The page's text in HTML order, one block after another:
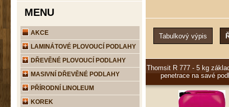
Thomsit R 777 - 5 kg
penetrace na savé
MENU
AKCE
LAMINÁTOVÉ PLOVOUCÍ PODLAHY
DŘEVĚNÉ PLOVOUCÍ PODLAHY
MASIVNÍ DŘEVĚNÉ PODLAHY
PŘÍRODNÍ LINOLEUM
KOREK